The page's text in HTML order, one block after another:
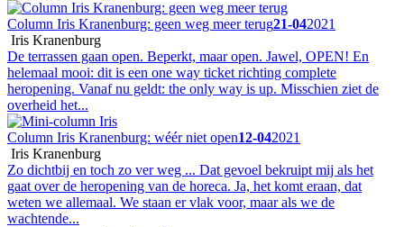
Column Iris Kranenburg: geen weg meer terug21-042021
Iris Kranenburg
De terrassen gaan open. Beperkt, maar open. Jawel, OPEN! En
helemaal mooi: dit is een one way ticket richting complete
heropening. Vanaf nu geldt: the only way is up. Misschien ziet de
overheid het...
Column Iris Kranenburg: wéér niet open12-042021
Iris Kranenburg
Zo dichtbij en toch zo ver weg ... Dat gevoel bekruipt mij als het
gaat over de heropening van de horeca. Ja, het komt eraan, dat
weten we allemaal. We staan er vlak voor, maar als we de
wachtende...